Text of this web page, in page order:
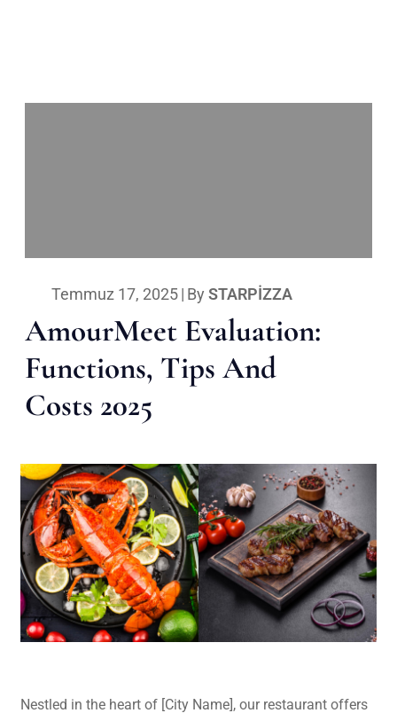
Temmuz 17, 2025| By STARPIZZA
AmourMeet Evaluation:
Functions, Tips And
Costs 2025
Nestled in the heart of [City Name], our restaurant offers